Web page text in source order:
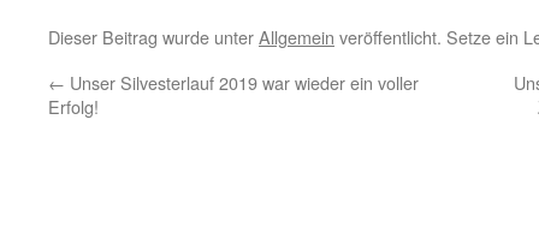
Dieser Beitrag wurde unterAllgemein veröffentlicht. Setze ein
← Unser Silvesterlauf 2019 war wieder ein voller
Erfolg!